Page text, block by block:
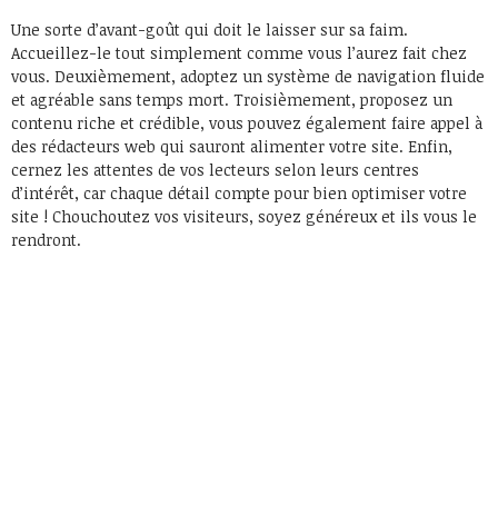
Une sorte d’avant-goût qui doit le laisser sur sa faim.
Accueillez-le tout simplement comme vous l’aurez fait chez
vous. Deuxièmement, adoptez un système de navigation fluide
et agréable sans temps mort. Troisièmement, proposez un
contenu riche et crédible, vous pouvez également faire appel à
des rédacteurs web qui sauront alimenter votre site. Enfin,
cernez les attentes de vos lecteurs selon leurs centres
d’intérêt, car chaque détail compte pour bien optimiser votre
site ! Chouchoutez vos visiteurs, soyez généreux et ils vous le
rendront.